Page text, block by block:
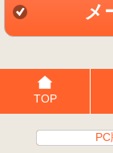
メ
TOP
PC